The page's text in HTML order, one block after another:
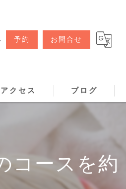
予約 お問合せ
アクセス ブログ
コースを約